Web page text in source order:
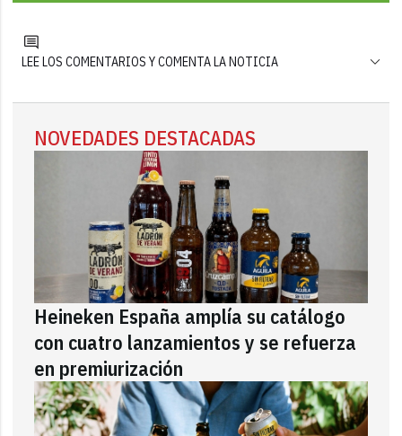
LEE LOS COMENTARIOS Y COMENTA LA NOTICIA
NOVEDADES DESTACADAS
Heineken España amplía su catálogo
con cuatro lanzamientos y se refuerza
en premiurización